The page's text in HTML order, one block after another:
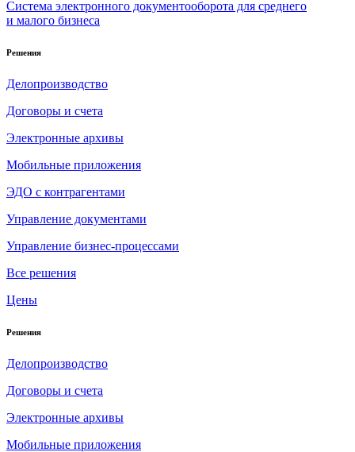
Система электронного документооборота для среднего
и малого бизнеса
Решения
Делопроизводство
Договоры и счета
Электронные архивы
Мобильные приложения
ЭДО с контрагентами
Управление документами
Управление бизнес-процессами
Все решения
Цены
Решения
Делопроизводство
Договоры и счета
Электронные архивы
Мобильные приложения